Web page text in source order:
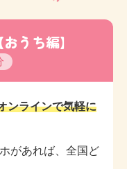
がらママ友となっ
かれている方もい
うち編】
ンラインで気軽に
があれば、全国ど